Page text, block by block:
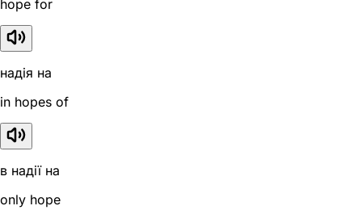
hope for
надія на
in hopes of
в надії на
only hope